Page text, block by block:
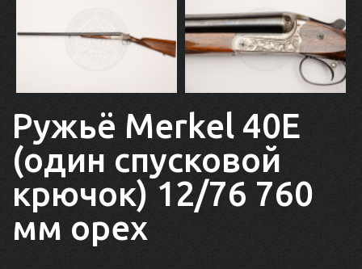
Ружьё Merkel 40E
(один спусковой
крючок) 12/76 760
мм орех